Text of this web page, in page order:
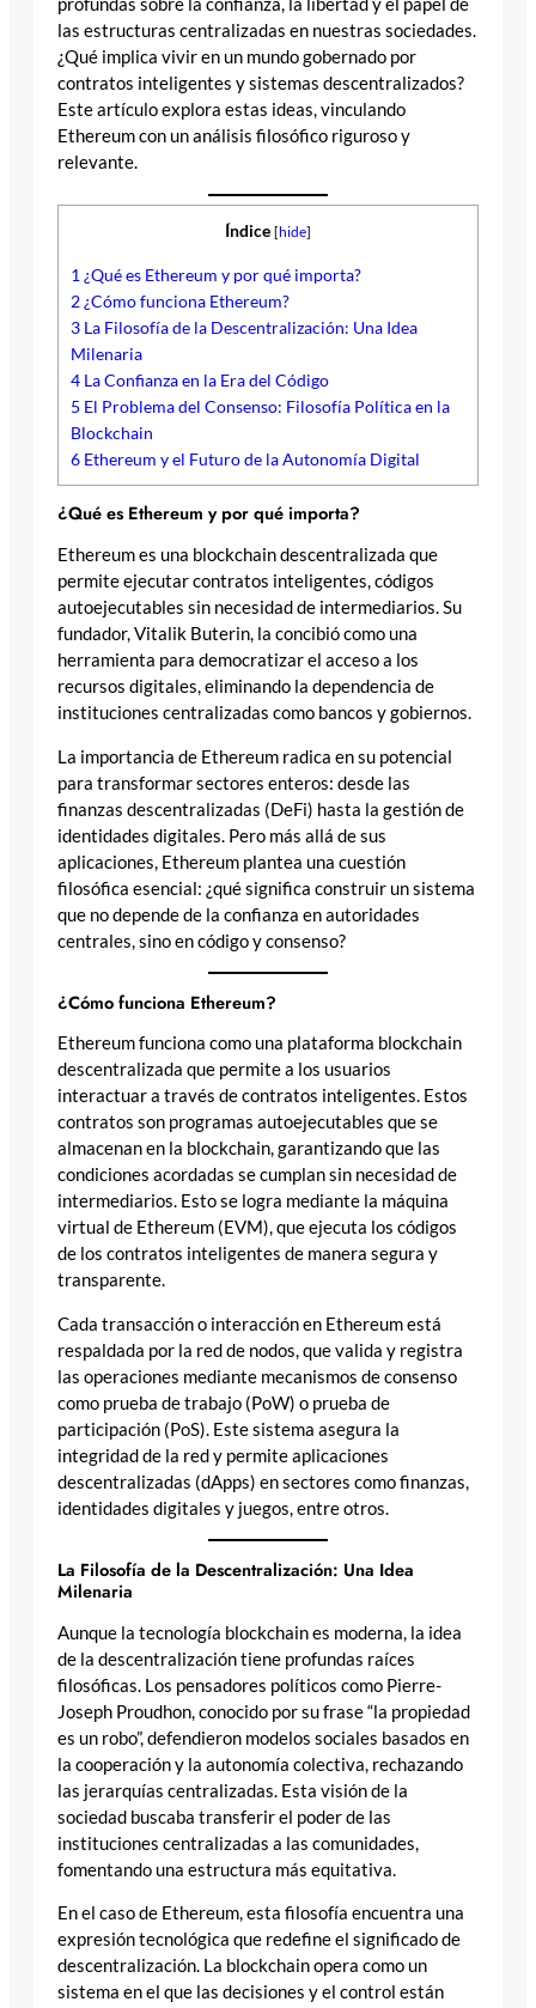
profundas sobre la confianza, la libertad y el papel de
las estructuras centralizadas en nuestras sociedades.
¿Qué implica vivir en un mundo gobernado por
contratos inteligentes y sistemas descentralizados?
Este artículo explora estas ideas, vinculando
Ethereum con un análisis filosófico riguroso y
relevante.
Índice [hide]
1 ¿Qué es Ethereum y por qué importa?
2¿Cómo funciona Ethereum?
3 La Filosofía de la Descentralización: Una Idea
Milenaria
4 La Confianza en la Era del Código
5 El Problema del Consenso: Filosofía Política en la
Blockchain
6 Ethereum y el Futuro de la Autonomía Digital
¿Qué es Ethereum y por qué importa?
Ethereum es una blockchain descentralizada que
permite ejecutar contratos inteligentes, códigos
autoejecutables sin necesidad de intermediarios. Su
fundador, Vitalik Buterin, la concibió como una
herramienta para democratizar el acceso a los
recursos digitales, eliminando la dependencia de
instituciones centralizadas como bancos y gobiernos.
La importancia de Ethereum radica en su potencial
para transformar sectores enteros: desde las
finanzas descentralizadas (DeFi) hasta la gestión de
identidades digitales. Pero más allá de sus
aplicaciones, Ethereum plantea una cuestión
filosófica esencial: ¿qué significa construir un sistema
que no depende de la confianza en autoridades
centrales, sino en código y consenso?
¿Cómo funciona Ethereum?
Ethereum funciona como una plataforma blockchain
descentralizada que permite a los usuarios
interactuar a través de contratos inteligentes. Estos
contratos son programas autoejecutables que se
almacenan en la blockchain, garantizando que las
condiciones acordadas se cumplan sin necesidad de
intermediarios. Esto se logra mediante la máquina
virtual de Ethereum (EVM), que ejecuta los códigos
de los contratos inteligentes de manera segura y
transparente.
Cada transacción o interacción en Ethereum está
respaldada por la red de nodos, que valida y registra
las operaciones mediante mecanismos de consenso
como prueba de trabajo (PoW) o prueba de
participación (PoS). Este sistema asegura la
integridad de la red y permite aplicaciones
descentralizadas (dApps) en sectores como finanzas,
identidades digitales y juegos, entre otros.
La Filosofía de la Descentralización: Una Idea
Milenaria
Aunque la tecnología blockchain es moderna, la idea
de la descentralización tiene profundas raíces
filosóficas. Los pensadores políticos como Pierre-
Joseph Proudhon, conocido por su frase “la propiedad
es un robo”, defendieron modelos sociales basados en
la cooperación y la autonomía colectiva, rechazando
las jerarquías centralizadas. Esta visión de la
sociedad buscaba transferir el poder de las
instituciones centralizadas a las comunidades,
fomentando una estructura más equitativa.
En el caso de Ethereum, esta filosofía encuentra una
expresión tecnológica que redefine el significado de
descentralización. La blockchain opera como un
sistema en el que las decisiones y el control están